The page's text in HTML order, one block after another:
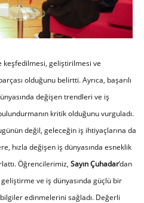
keşfedilmesi, geliştirilmesi ve
olduğunu belirtti. Ayrıca, başarılı
değişen trendleri ve iş
kritik olduğunu vurguladı.
değil, geleceğin iş ihtiyaçlarına da
hızla değişen iş dünyasında esneklik
Öğrencilerimiz, Sayın Çuhadar’dan
ve iş dünyasında güçlü bir
edinmelerini sağladı. Değerli